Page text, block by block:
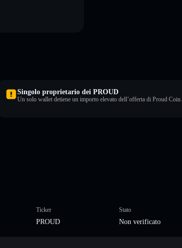
Singolo proprietario dei PROUD
Un solo wallet detiene un importo elevato dell’offerta di Proud Coin.
Ticker
PROUD
Stato
Non verificato